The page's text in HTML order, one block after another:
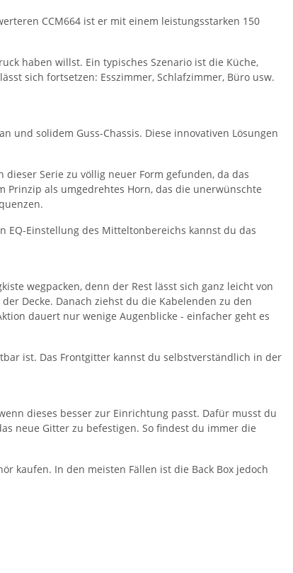
CCM664 ist er mit einem leistungsstarken 150
haben willst. Ein typisches Szenario ist die Küche,
sich fortsetzen: Esszimmer, Schlafzimmer, Büro usw.
und solidem Guss-Chassis. Diese innovativen Lösungen
Serie zu völlig neuer Form gefunden, da das
als umgedrehtes Horn, das die unerwünschte
Einstellung des Mitteltonbereichs kannst du das
wegpacken, denn der Rest lässt sich ganz leicht von
Decke. Danach ziehst du die Kabelenden zu den
dauert nur wenige Augenblicke - einfacher geht es
ist. Das Frontgitter kannst du selbstverständlich in der
dieses besser zur Einrichtung passt. Dafür musst du
neue Gitter zu befestigen. So findest du immer die
kaufen. In den meisten Fällen ist die Back Box jedoch